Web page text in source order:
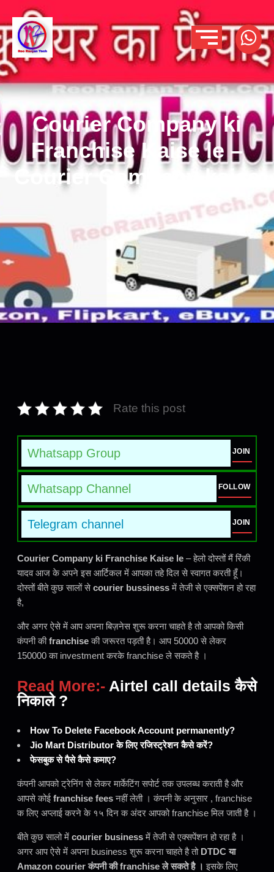
Courier Company ki
Franchise Kaise le –
Courier Company kaise
Rate this post
Whatsapp Group JOIN
Whatsapp Channel FOLLOW
Telegram channel JOIN
Courier Company ki Franchise Kaise le – हेलो दोस्तों मैं रिंकी
यादव आज के अपने इस आर्टिकल में आपका तहे दिल से स्वागत करती हूँ।
दोस्तों बीते कुछ सालों सेcourier bussinessमें तेजी से एक्सपेंशन हो रहा
है,
और अगर ऐसे में आप अपना बिज़नेस शुरू करना चाहते है तो आपको किसी
कंपनी कीfranchiseकी जरूरत पड़ती है। आप 50000 से लेकर
150000 का investment करके franchise ले सकते है ।
Read More:- Airtel call details कैसे
निकाले ?
How To Delete Facebook Account permanently?
Jio Mart Distributor के लिए रजिस्ट्रेशन कैसे करें?
फेसबुक से पैसे कैसे कमाए?
कंपनी आपको ट्रेनिंग से लेकर मार्केटिंग सपोर्ट तक उपलब्ध कराती है और
आपसे कोई franchise feesनहीं लेती । कंपनी के अनुसार , franchise
क लिए अप्लाई करने के १५ दिन क अंदर आपको franchise मिल जाती है ।
बीते कुछ सालो में courier businessमें तेजी से एक्सपेंशन हो रहा है ।
अगर आप ऐसे में अपना business शुरू करना चाहते है तो DTDC या
Amazon courier कंपनी की franchise ले सकते है । इसके लिए